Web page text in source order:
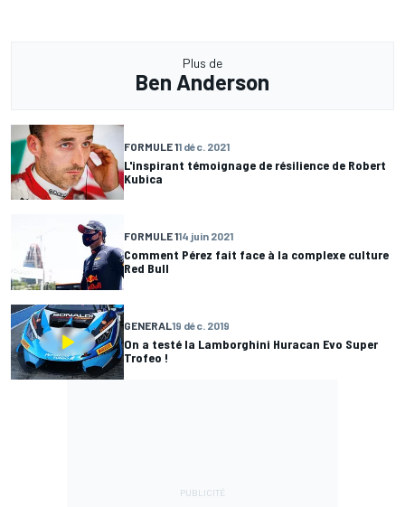
Plus de
Ben Anderson
FORMULE 11 déc. 2021
L'inspirant témoignage de résilience de Robert
Kubica
FORMULE 114 juin 2021
Comment Pérez fait face à la complexe culture
Red Bull
GENERAL19 déc. 2019
On a testé la Lamborghini Huracan Evo Super
Trofeo !